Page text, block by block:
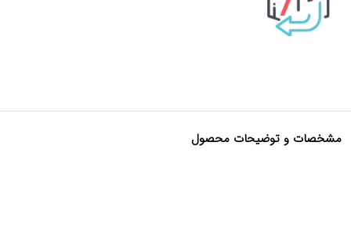
مشخصات و توضیحات محصول